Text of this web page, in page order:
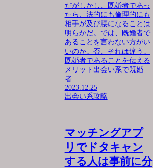
だがしかし、既婚者であっ
たら、法的にも倫理的にも
相手が及び腰になることは
明らかだ。では、既婚者で
あることを言わない方がい
いのか。否、それは違う。
既婚者であることを伝える
メリット出会い系で既婚
者...
2023.12.25
出会い系攻略
マッチングアプ
リでドタキャン
する人は事前に分